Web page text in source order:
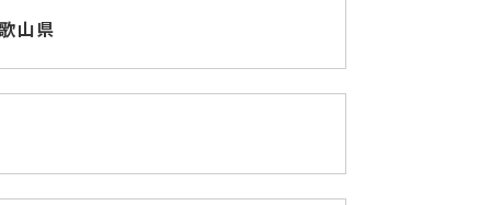
山県